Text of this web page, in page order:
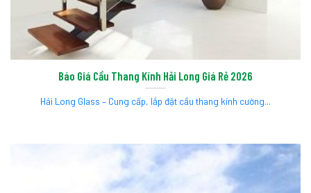
Báo Giá Cầu Thang Kính Hải Long Giá Rẻ 2026
Hải Long Glass – Cung cấp, lắp đặt cầu thang kính cường...